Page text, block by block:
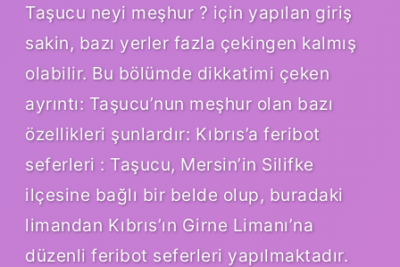
Taşucu neyi meşhur ? için yapılan giriş
sakin, bazı yerler fazla çekingen kalmış
olabilir. Bu bölümde dikkatimi çeken
ayrıntı: Taşucu’nun meşhur olan bazı
özellikleri şunlardır: Kıbrıs’a feribot
seferleri : Taşucu, Mersin’in Silifke
ilçesine bağlı bir belde olup, buradaki
limandan Kıbrıs’ın Girne Limanı’na
düzenli feribot seferleri yapılmaktadır.